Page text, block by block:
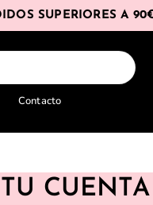
SUPERIORES A
Contacto
CUENTA